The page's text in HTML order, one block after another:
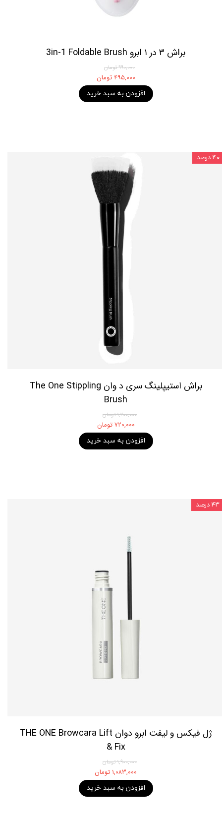
براش ۳ در ۱ ابرو 3in-1 Foldable Brush
۹۹۰,۰۰۰ تومان
۴۹۵,۰۰۰ تومان
افزودن به سبد خرید
براش استیپلینگ سری د وان The One Stippling
Brush
۱,۲۰۰,۰۰۰ تومان
۷۲۰,۰۰۰ تومان
افزودن به سبد خرید
۴۰ درصد
ژل فیکس و لیفت ابرو دوان THE ONE Browcara Lift
& Fix
۱,۹۰۰,۰۰۰ تومان
۱,۰۸۳,۰۰۰ تومان
افزودن به سبد خرید
۴۳ درصد